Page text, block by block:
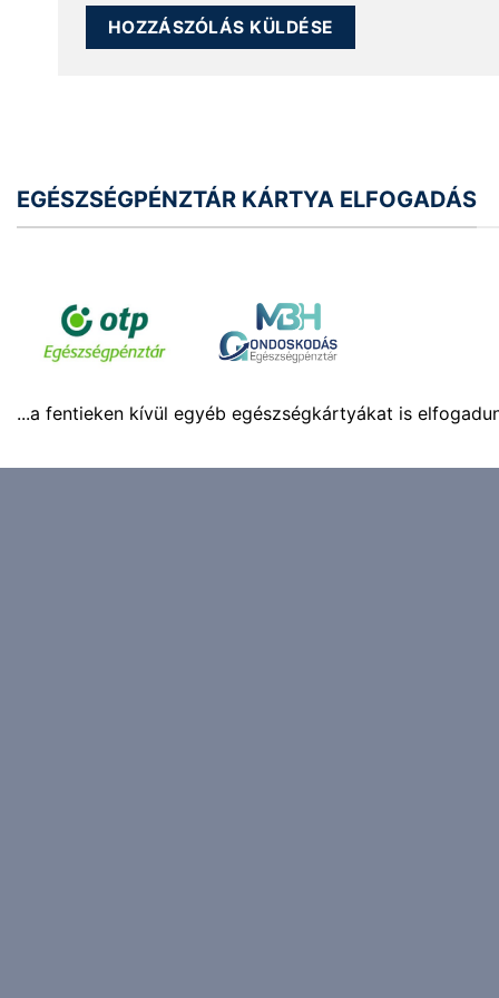
EGÉSZSÉGPÉNZTÁR KÁRTYA ELFOGADÁS
...a fentieken kívül egyéb egészségkártyákat is